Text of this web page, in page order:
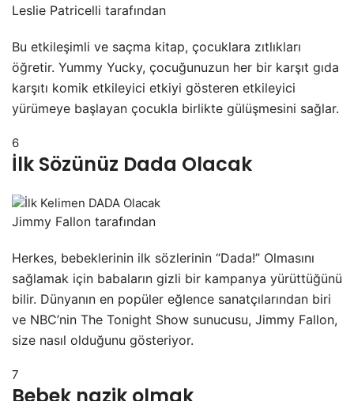
Leslie Patricelli tarafından
Bu etkileşimli ve saçma kitap, çocuklara zıtlıkları
öğretir. Yummy Yucky, çocuğunuzun her bir karşıt gıda
karşıtı komik etkileyici etkiyi gösteren etkileyici
yürümeye başlayan çocukla birlikte gülüşmesini sağlar.
6
İlk Sözünüz Dada Olacak
Jimmy Fallon tarafından
Herkes, bebeklerinin ilk sözlerinin “Dada!” Olmasını
sağlamak için babaların gizli bir kampanya yürüttüğünü
bilir. Dünyanın en popüler eğlence sanatçılarından biri
ve NBC’nin The Tonight Show sunucusu, Jimmy Fallon,
size nasıl olduğunu gösteriyor.
7